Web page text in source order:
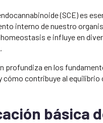
(SCE) es
interno de nuestro
e influye en
profundiza en los
cómo contribuye al equilibrio
básica